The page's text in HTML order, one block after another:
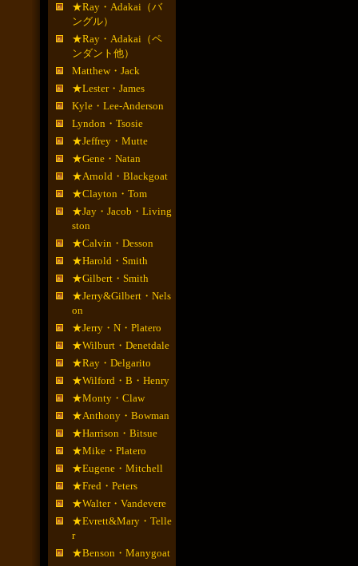
★Ray・Adakai（バ
ングル）
★Ray・Adakai（ペ
ンダント他）
Matthew・Jack
★Lester・James
Kyle・Lee-Anderson
Lyndon・Tsosie
★Jeffrey・Mutte
★Gene・Natan
★Arnold・Blackgoat
★Clayton・Tom
★Jay・Jacob・Living
ston
★Calvin・Desson
★Harold・Smith
★Gilbert・Smith
★Jerry&Gilbert・Nels
on
★Jerry・N・Platero
★Wilburt・Denetdale
★Ray・Delgarito
★Wilford・B・Henry
★Monty・Claw
★Anthony・Bowman
★Harrison・Bitsue
★Mike・Platero
★Eugene・Mitchell
★Fred・Peters
★Walter・Vandevere
★Evrett&Mary・Telle
r
★Benson・Manygoat